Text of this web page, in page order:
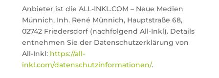
Anbieter ist die ALL-INKL.COM – Neue Medien
Münnich, Inh. René Münnich, Hauptstraße 68,
02742 Friedersdorf (nachfolgend All-Inkl). Details
entnehmen Sie der Datenschutzerklärung von
All-Inkl: https://all-
inkl.com/datenschutzinformationen/.